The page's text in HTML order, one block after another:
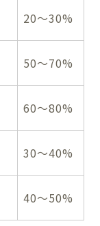
20〜30%
50〜70%
60〜80%
30〜40%
40〜50%